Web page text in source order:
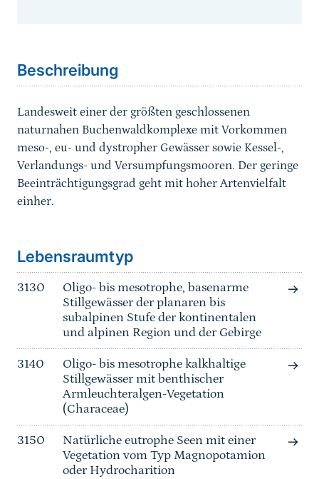
Beschreibung
Landesweit einer der größten geschlossenen
naturnahen Buchenwaldkomplexe mit Vorkommen
meso-, eu- und dystropher Gewässer sowie Kessel-,
Verlandungs- und Versumpfungsmooren. Der geringe
Beeinträchtigungsgrad geht mit hoher Artenvielfalt
einher.
Lebensraumtyp
3130
Oligo- bis mesotrophe, basenarme
Stillgewässer der planaren bis
subalpinen Stufe der kontinentalen
und alpinen Region und der Gebirge
3140
Oligo- bis mesotrophe kalkhaltige
Stillgewässer mit benthischer
Armleuchteralgen-Vegetation
(Characeae)
3150
Natürliche eutrophe Seen mit einer
Vegetation vom Typ Magnopotamion
oder Hydrocharition